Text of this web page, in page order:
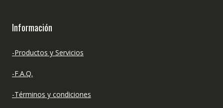
Información
-Productos y Servicios
-F.A.Q.
-Términos y condiciones